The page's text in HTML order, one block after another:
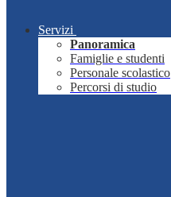
Servizi
Panoramica
Famiglie e studenti
Personale scolastico
Percorsi di studio